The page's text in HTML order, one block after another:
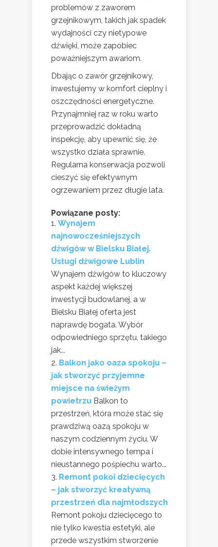
problemów z zaworem
grzejnikowym, takich jak spadek
wydajności czy nietypowe
dźwięki, może zapobiec
poważniejszym awariom.
Dbając o zawór grzejnikowy,
inwestujemy w komfort cieplny i
oszczędności energetyczne.
Przynajmniej raz w roku warto
przeprowadzić dokładną
inspekcję, aby upewnić się, że
wszystko działa sprawnie.
Regularna konserwacja pozwoli
cieszyć się efektywnym
ogrzewaniem przez długie lata.
Powiązane posty:
Wynajem
najnowocześniejszych
dźwigów w Bielsku Białej.
Usługi dźwigowe Lublin
Wynajem dźwigów to kluczowy
aspekt każdej większej
inwestycji budowlanej, a w
Bielsku Białej oferta jest
naprawdę bogata. Wybór
odpowiedniego sprzętu, takiego
jak...
Balkon jako oaza spokoju –
jak stworzyć przyjemne
miejsce na świeżym
powietrzu Balkon to
przestrzeń, która może stać się
prawdziwą oazą spokoju w
naszym codziennym życiu. W
dobie intensywnego tempa i
nieustannego pośpiechu warto...
Remont pokoi dziecięcych
– jak stworzyć kreatywną
przestrzeń dla najmłodszych
Remont pokoju dziecięcego to
nie tylko kwestia estetyki, ale
przede wszystkim stworzenie